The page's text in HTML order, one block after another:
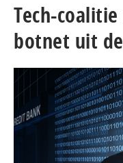
Tech-
botnet uit